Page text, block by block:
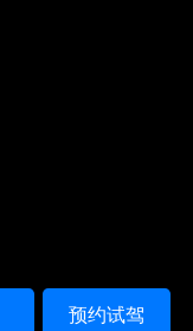
预约试驾